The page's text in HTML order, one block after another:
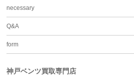
necessary
Q&A
form
神戸ベンツ買取専門店